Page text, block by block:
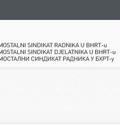
radnika u BHRT-u